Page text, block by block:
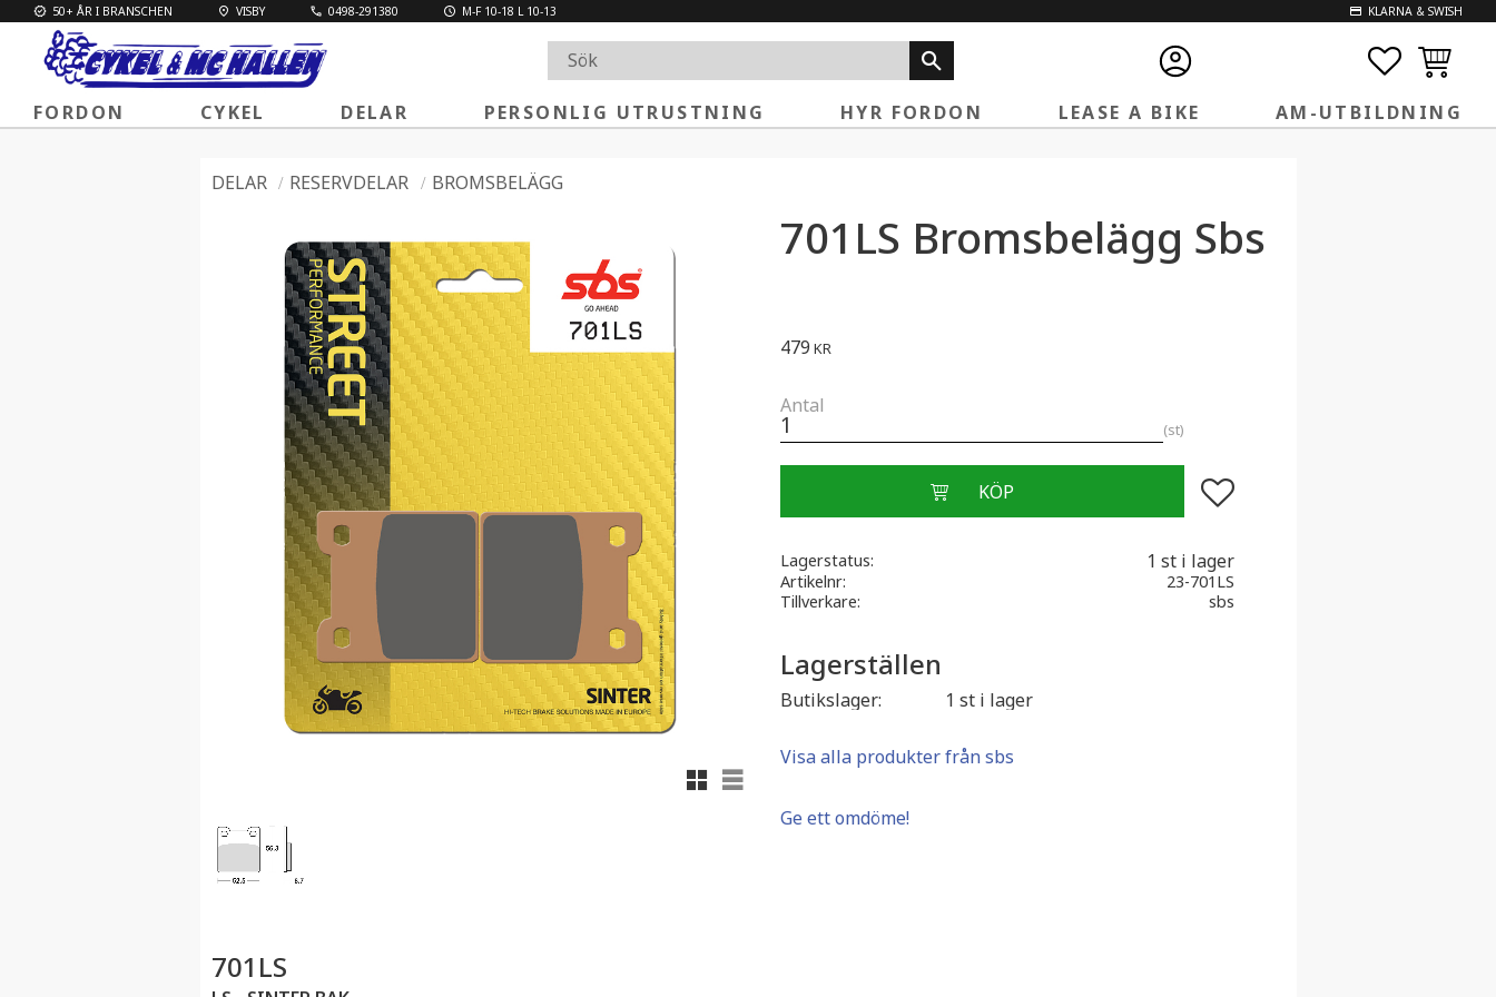
50+ ÅR I BRANSCHEN VISBY 0498-291380 M-F 10-18 L 10-13 KLARNA & SWISH
FORDON CYKEL DELAR PERSONLIG UTRUSTNING HYR FORDON LEASE A BIKE AM-UTBILDNING
DELAR RESERVDELAR BROMSBELÄGG
701LS Bromsbelägg Sbs
Rutnätsvy
Listvy
479 KR
Antal
st
Lägg till i favoriter
Lagerstatus 1 st i lager
Artikelnr
23-701LS
Tillverkare
sbs
Lagerställen
Butikslager 1 st i lager
Visa alla produkter från sbs
Ge ett omdöme!
701LS